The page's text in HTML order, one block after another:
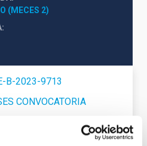
(MECES 2)
B-2023-9713
CONVOCATORIA